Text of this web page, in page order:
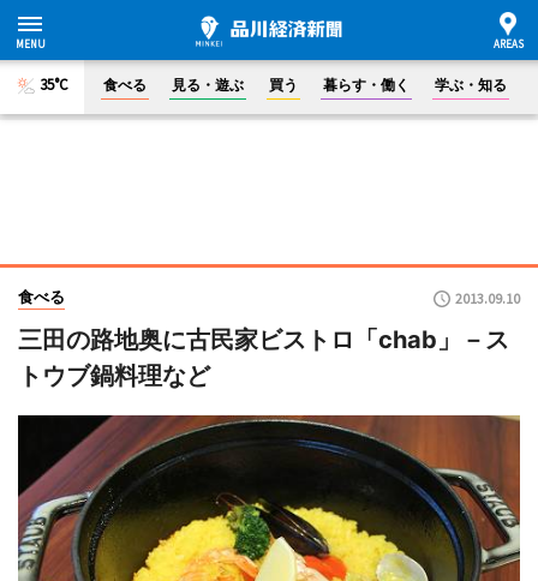
35°C 食べる 見る・遊ぶ 買う 暮らす・働く 学ぶ・知る
食べる 2013.09.10
三田の路地奥に古民家ビストロ「chab」－ス
トウブ鍋料理など